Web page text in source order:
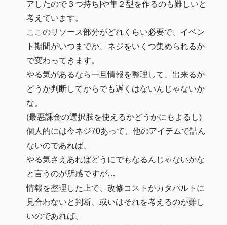
アしたので３つ持ち]や隼２型を作るのも難しいと
考えています。
ここのリソース部分がどれくらい必要で、イベン
ト期間がいつまでか、ネジをいくつ集められるか
で変わってきます。
やる気があるなら一旦情報を整理して、出来るか
どうか判断してからでも遅くはないんじゃないか
な。
(最悪課金の選択肢を使えるかどうかにもよるし)
個人的には今ネジ70あって、他のアイテムで詰ん
ないのであれば、
やる気さえあればどうにでもなるんじゃないかな
と言うのが所感ですが…
情報を整理した上で、改修コストがカタパルトに
見合わないと判断、或いはそれを考えるのが難し
いのであれば、